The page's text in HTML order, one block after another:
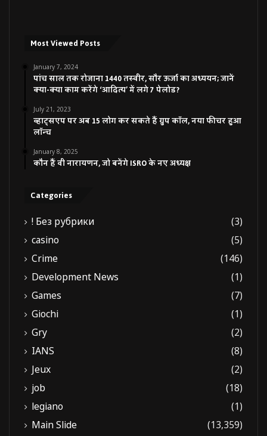
Most Viewed Posts
January 7, 2024
पांच साल तक रोजाना 1440 तस्वीर, सौर ऊर्जा का अध्ययन; जानें
क्या-क्या काम करेंगे ‘आदित्य’ में लगे 7 पेलोड?
July 21, 2023
व्हाट्सएप पर अब 15 लोग कर सकते हैं ग्रुप कॉल, नया फीचर हुआ
लॉन्च
January 8, 2025
कौन हैं वी नारायणन, जो बनेंगे ISRO के नए अध्यक्ष
Categories
! Без рубрики
(3)
casino
(5)
Crime
(146)
Development News
(1)
Games
(7)
Giochi
(1)
Gry
(2)
IANS
(8)
Jeux
(2)
job
(18)
legiano
(1)
Main Slide
(13,359)